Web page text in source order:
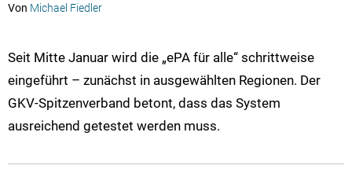
Von Michael Fiedler
Seit Mitte Januar wird die „ePA für alle“ schrittweise
eingeführt – zunächst in ausgewählten Regionen. Der
GKV-Spitzenverband betont, dass das System
ausreichend getestet werden muss.